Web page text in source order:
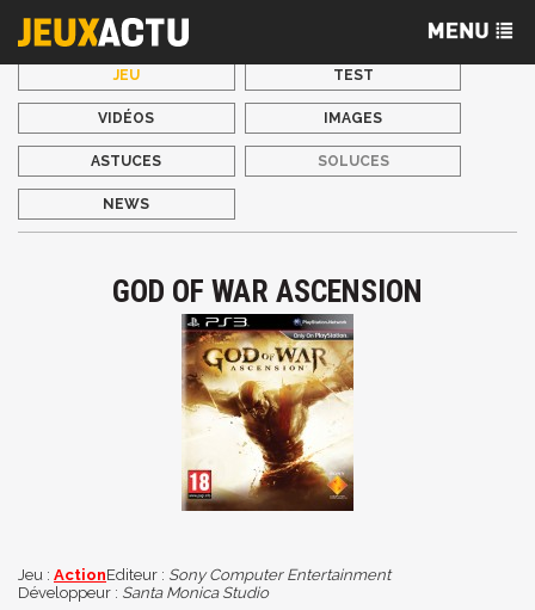
JEU TEST
VIDÉOS IMAGES
ASTUCES SOLUCES
NEWS
GOD OF WAR ASCENSION
Jeu : ActionEditeur : Sony Computer Entertainment
Développeur : Santa Monica Studio